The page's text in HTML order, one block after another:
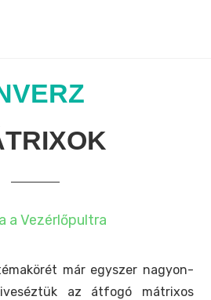
a Vezérlőpultra
már egyszer nagyon-
az átfogó mátrixos